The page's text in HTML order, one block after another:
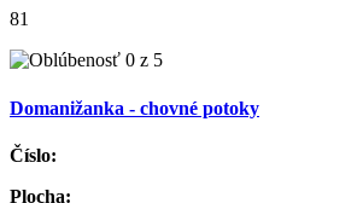
81
Domanižanka - chovné potoky
Číslo:
Plocha: